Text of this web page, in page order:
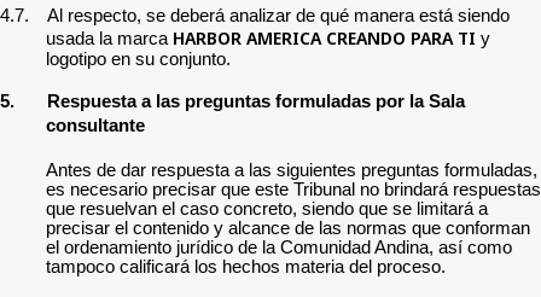
4.7.
Al respecto, se deberá analizar de qué manera está siendo
usada la marca HARBOR AMERICA CREANDO PARA TI y
logotipo en su conjunto.
5.
Respuesta a las preguntas formuladas por la Sala
consultante
Antes de dar respuesta a las siguientes preguntas formuladas,
es necesario precisar que este Tribunal no brindará respuestas
que resuelvan el caso concreto, siendo que se limitará a
precisar el contenido y alcance de las normas que conforman
el ordenamiento jurídico de la Comunidad Andina, así como
tampoco calificará los hechos materia del proceso.